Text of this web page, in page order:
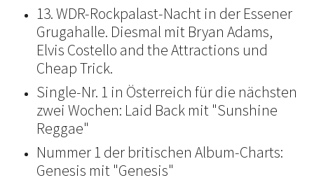
13. WDR-Rockpalast-Nacht in der Essener
Grugahalle. Diesmal mit Bryan Adams,
Elvis Costello and the Attractions und
Cheap Trick.
Single-Nr. 1 in Österreich für die nächsten
zwei Wochen: Laid Back mit "Sunshine
Reggae"
Nummer 1 der britischen Album-Charts:
Genesis mit "Genesis"